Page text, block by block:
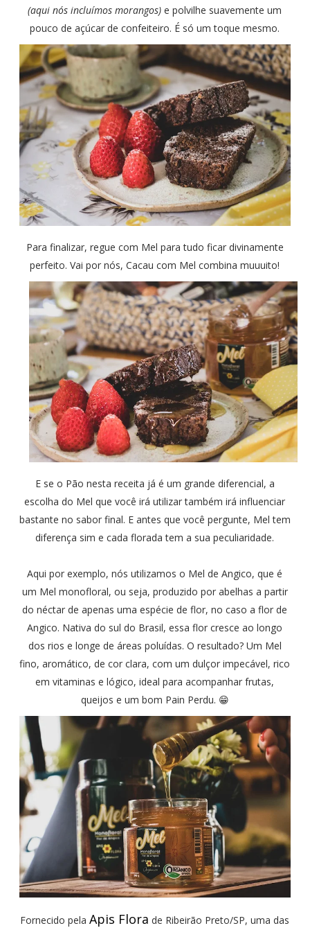
(aqui nós incluímos morangos) e polvilhe suavemente um
pouco de açúcar de confeiteiro. É só um toque mesmo.
Para finalizar, regue com Mel para tudo ficar divinamente
perfeito. Vai por nós, Cacau com Mel combina muuuito!
E se o Pão nesta receita já é um grande diferencial, a
escolha do Mel que você irá utilizar também irá influenciar
bastante no sabor final. E antes que você pergunte, Mel tem
diferença sim e cada florada tem a sua peculiaridade.
Aqui por exemplo, nós utilizamos o Mel de Angico, que é
um Mel monofloral, ou seja, produzido por abelhas a partir
do néctar de apenas uma espécie de flor, no caso a flor de
Angico. Nativa do sul do Brasil, essa flor cresce ao longo
dos rios e longe de áreas poluídas. O resultado? Um Mel
fino, aromático, de cor clara, com um dulçor impecável, rico
em vitaminas e lógico, ideal para acompanhar frutas,
queijos e um bom Pain Perdu. 😁
Fornecido pelaApis Flora de Ribeirão Preto/SP, uma das